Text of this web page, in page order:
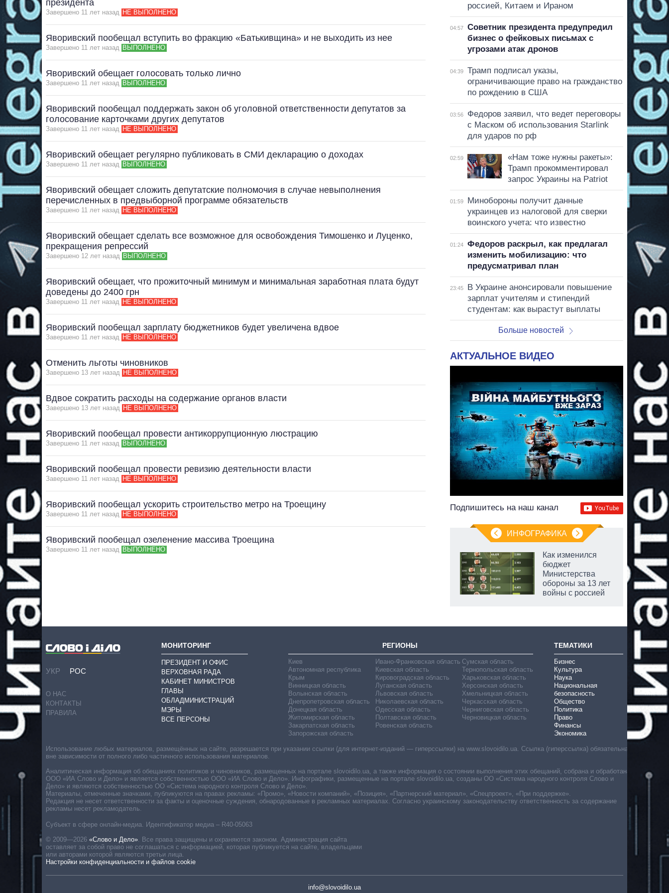
президента
Завершено 11 лет назад НЕ ВЫПОЛНЕНО
Яворивский пообещал вступить во фракцию «Батькивщина» и не выходить из нее
Завершено 11 лет назад ВЫПОЛНЕНО
Яворивский обещает голосовать только лично
Завершено 11 лет назад ВЫПОЛНЕНО
Яворивский пообещал поддержать закон об уголовной ответственности депутатов за
голосование карточками других депутатов
Завершено 11 лет назад НЕ ВЫПОЛНЕНО
Яворивский обещает регулярно публиковать в СМИ декларацию о доходах
Завершено 11 лет назад ВЫПОЛНЕНО
Яворивский обещает сложить депутатские полномочия в случае невыполнения
перечисленных в предвыборной программе обязательств
Завершено 11 лет назад НЕ ВЫПОЛНЕНО
Яворивский обещает сделать все возможное для освобождения Тимошенко и Луценко,
прекращения репрессий
Завершено 12 лет назад ВЫПОЛНЕНО
Яворивский обещает, что прожиточный минимум и минимальная заработная плата будут
доведены до 2400 грн
Завершено 11 лет назад НЕ ВЫПОЛНЕНО
Яворивский пообещал зарплату бюджетников будет увеличена вдвое
Завершено 11 лет назад НЕ ВЫПОЛНЕНО
Отменить льготы чиновников
Завершено 13 лет назад НЕ ВЫПОЛНЕНО
Вдвое сократить расходы на содержание органов власти
Завершено 13 лет назад НЕ ВЫПОЛНЕНО
Яворивский пообещал провести антикоррупционную люстрацию
Завершено 11 лет назад ВЫПОЛНЕНО
Яворивский пообещал провести ревизию деятельности власти
Завершено 11 лет назад НЕ ВЫПОЛНЕНО
Яворивский пообещал ускорить строительство метро на Троещину
Завершено 11 лет назад НЕ ВЫПОЛНЕНО
Яворивский пообещал озеленение массива Троещина
Завершено 11 лет назад ВЫПОЛНЕНО
россией, Китаем и Ираном
04:57
Советник президента предупредил
бизнес о фейковых письмах с
угрозами атак дронов
04:39
Трамп подписал указы,
ограничивающие право на гражданство
по рождению в США
03:56
Федоров заявил, что ведет переговоры
с Маском об использования Starlink
для ударов по рф
02:59
«Нам тоже нужны ракеты»:
Трамп прокомментировал
запрос Украины на Patriot
01:59
Минобороны получит данные
украинцев из налоговой для сверки
воинского учета: что известно
01:24
Федоров раскрыл, как предлагал
изменить мобилизацию: что
предусматривал план
23:45
В Украине анонсировали повышение
зарплат учителям и стипендий
студентам: как вырастут выплаты
Больше новостей
АКТУАЛЬНОЕ ВИДЕО
Подпишитесь на наш канал
ИНФОГРАФИКА
Как изменился
бюджет
Министерства
обороны за 13 лет
войны с россией
УКР РОС
О НАС
КОНТАКТЫ
ПРАВИЛА
МОНИТОРИНГ
ПРЕЗИДЕНТ И ОФИС
ВЕРХОВНАЯ РАДА
КАБИНЕТ МИНИСТРОВ
ГЛАВЫ
ОБЛАДМИНИСТРАЦИЙ
МЭРЫ
ВСЕ ПЕРСОНЫ
РЕГИОНЫ
Киев
Автономная республика
Крым
Винницкая область
Волынская область
Днепропетровская область
Донецкая область
Житомирская область
Закарпатская область
Запорожская область
Ивано-Франковская область
Киевская область
Кировоградская область
Луганская область
Львовская область
Николаевская область
Одесская область
Полтавская область
Ровенская область
Сумская область
Тернопольская область
Харьковская область
Херсонская область
Хмельницкая область
Черкасская область
Черниговская область
Черновицкая область
ТЕМАТИКИ
Бизнес
Культура
Наука
Национальная
безопасность
Общество
Политика
Право
Финансы
Экономика
Субъект в сфере онлайн-медиа. Идентификатор медиа – R40-05063
© 2009—2026 «Слово и Дело»
Все права защищены и охраняются законом. Администрация сайта
оставляет за собой право не соглашаться с информацией, которая публикуется на сайте, владельцами
или авторами которой являются третьи лица.
Настройки конфиденциальности и файлов cookie
info@slovoidilo.ua
Использование любых материалов, размещённых на сайте, разрешается при указании ссылки (для интернет-изданий — гиперссылки) на www.slovoidilo.ua. Ссылка (гиперссылка) обязательна
вне зависимости от полного либо частичного использования материалов.
Аналитическая информация об обещаниях политиков и чиновников, размещенных на портале slovoidilo.ua, а также информация о состоянии выполнения этих обещаний, собрана и обработана
ООО «ИА Слово и Дело» и является собственностью ООО «ИА Слово и Дело». Инфографики, размещенные на портале slovoidilo.ua, созданы ОО «Система народного контроля Слово и
Дело» и являются собственностью ОО «Система народного контроля Слово и Дело».
Материалы, отмеченные значками, публикуются на правах рекламы: «Промо», «Новости компаний», «Позиция», «Партнерский материал», «Спецпроект», «При поддержке».
Редакция не несет ответственности за факты и оценочные суждения, обнародованные в рекламных материалах. Согласно украинскому законодательству ответственность за содержание
рекламы несет рекламодатель.